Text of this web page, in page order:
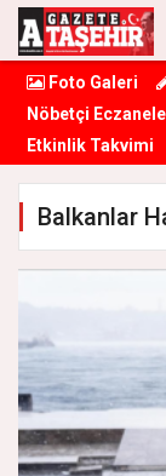
Foto Galeri
Nöbetçi
Etkinlik Takvimi
Balkanlar